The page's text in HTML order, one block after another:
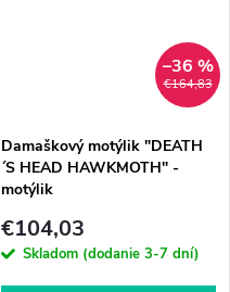
€164,83
–36 %
Damaškový motýlik "DEATH
´S HEAD HAWKMOTH" -
motýlik
€104,03
Skladom (dodanie 3-7 dní)